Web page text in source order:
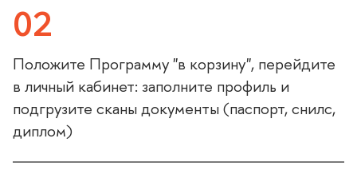
02
Положите Программу "в корзину", перейдите
личный кабинет: заполните профиль и
подгрузите сканы документы (паспорт, снилс,
диплом)